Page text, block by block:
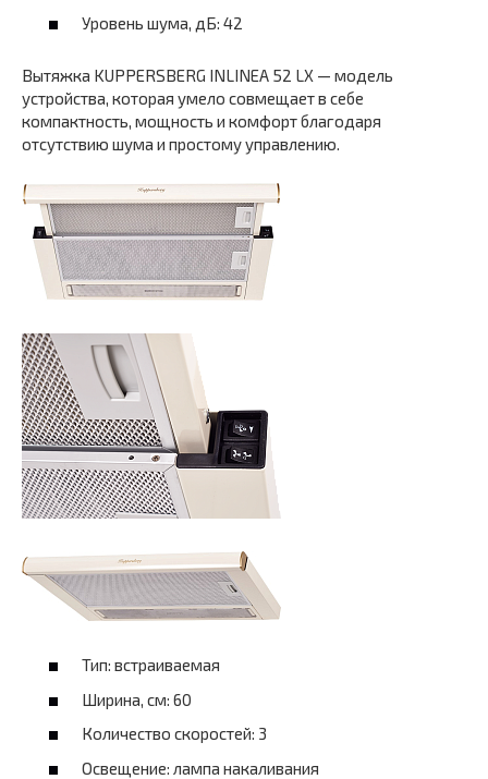
Уровень шума, дБ: 42
Вытяжка KUPPERSBERG INLINEA 52 LX — модель
устройства, которая умело совмещает в себе
компактность, мощность и комфорт благодаря
отсутствию шума и простому управлению.
Тип: встраиваемая
Ширина, см: 60
Количество скоростей: 3
Освещение: лампа накаливания